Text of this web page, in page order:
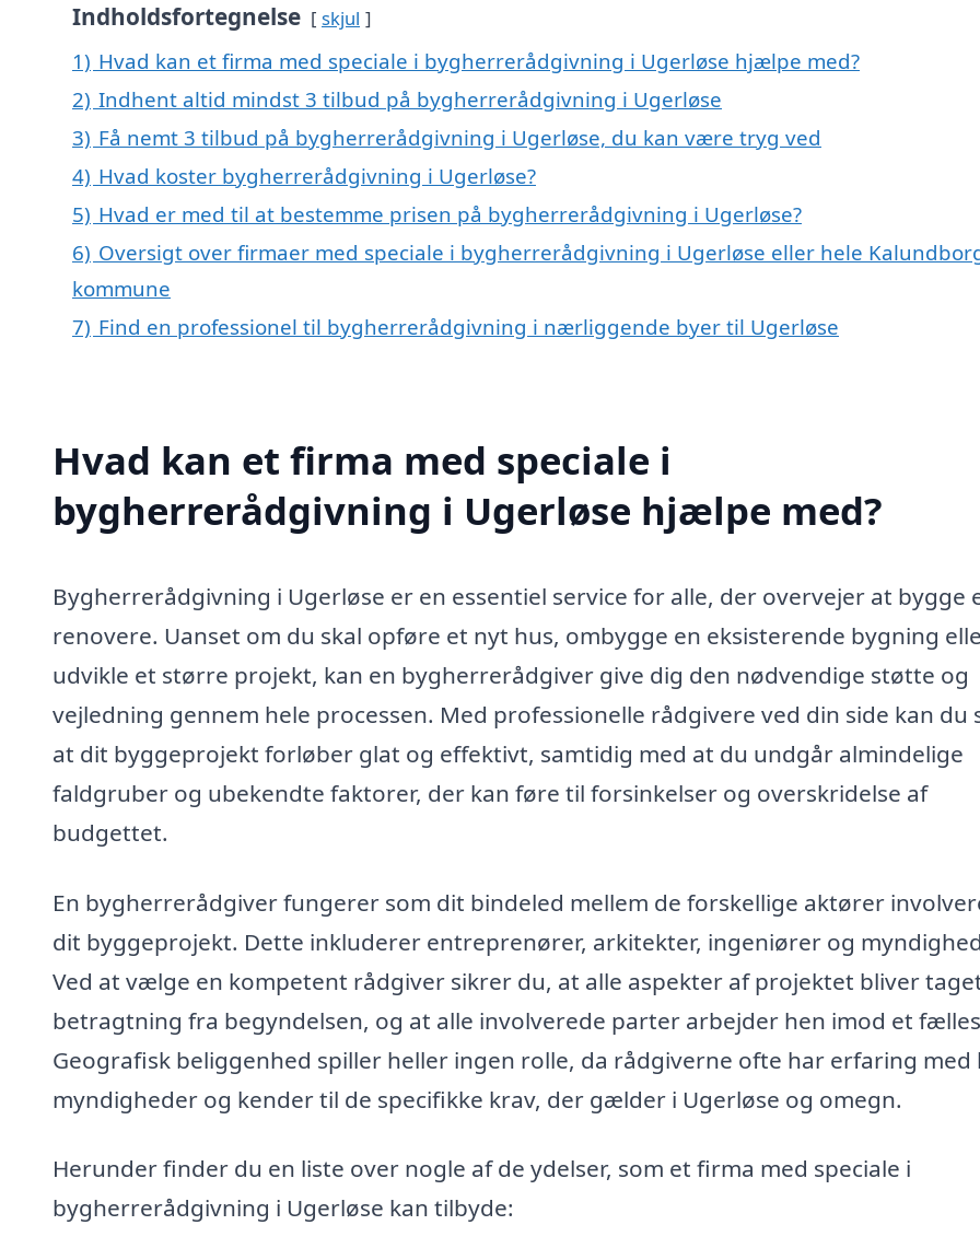
Indholdsfortegnelse skjul
1) Hvad kan et firma med speciale i bygherrerådgivning i Ugerløse hjælpe med?
2) Indhent altid mindst 3 tilbud på bygherrerådgivning i Ugerløse
3) Få nemt 3 tilbud på bygherrerådgivning i Ugerløse, du kan være tryg ved
4) Hvad koster bygherrerådgivning i Ugerløse?
5) Hvad er med til at bestemme prisen på bygherrerådgivning i Ugerløse?
6) Oversigt over firmaer med speciale i bygherrerådgivning i Ugerløse eller hele
kommune
7) Find en professionel til bygherrerådgivning i nærliggende byer til Ugerløse
Hvad kan et firma med speciale i
bygherrerådgivning i Ugerløse hjælpe med?
Bygherrerådgivning i Ugerløse er en essentiel service for alle, der overvejer at bygge
renovere. Uanset om du skal opføre et nyt hus, ombygge en eksisterende bygning
udvikle et større projekt, kan en bygherrerådgiver give dig den nødvendige støtte og
vejledning gennem hele processen. Med professionelle rådgivere ved din side kan du
at dit byggeprojekt forløber glat og effektivt, samtidig med at du undgår almindelige
faldgruber og ubekendte faktorer, der kan føre til forsinkelser og overskridelse af
budgettet.
En bygherrerådgiver fungerer som dit bindeled mellem de forskellige aktører
dit byggeprojekt. Dette inkluderer entreprenører, arkitekter, ingeniører og
Ved at vælge en kompetent rådgiver sikrer du, at alle aspekter af projektet bliver
betragtning fra begyndelsen, og at alle involverede parter arbejder hen imod et
Geografisk beliggenhed spiller heller ingen rolle, da rådgiverne ofte har erfaring med
myndigheder og kender til de specifikke krav, der gælder i Ugerløse og omegn.
Herunder finder du en liste over nogle af de ydelser, som et firma med speciale i
bygherrerådgivning i Ugerløse kan tilbyde: